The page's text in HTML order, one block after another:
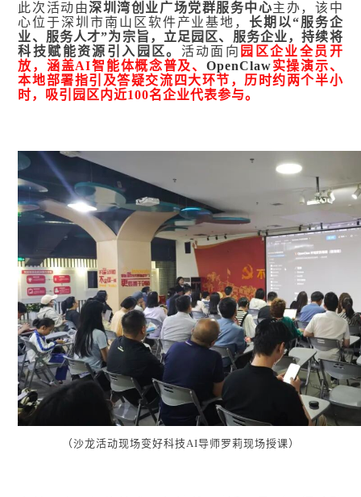
此次活动由深圳湾创业广场党群服务中心主办，该中
心位于深圳市南山区软件产业基地， 长期以“服务企
业、服务人才”为宗旨，立足园区、服务企业，持续将
科技赋能资源引入园区。 活动面向 园区企业全员开
放，涵盖AI智能体概念普及、 OpenClaw实操演示、
本地部署指引及答疑交流四大环节，历时约两个半小
时，吸引园区内近100名企业代表参与。
（沙龙活动现场变好科技AI导师罗莉现场授课）